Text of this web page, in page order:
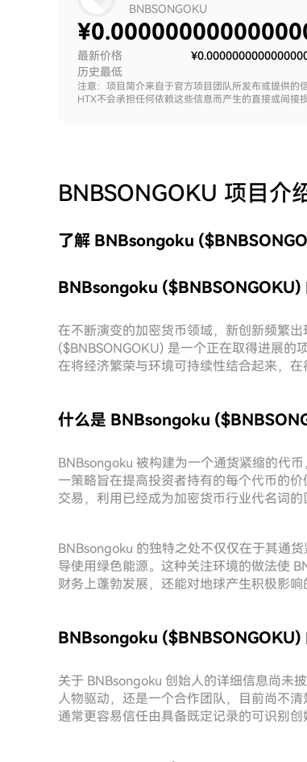
BNBSONGOKU
¥
最新价格
历史最低
注意：项目简介来自于官方项目团队所发布或提供的
HTX不会承担任何依赖这些信息而产生的直接或间接损
BNBSONGOKU 项目介
了解 BNBsongoku
BNBsongoku ($BNBSONGOKU)
在不断演变的加密货币领域，新创新频繁
($BNBSONGOKU) 是一个正在取得进展的
在将经济繁荣与环境可持续性结合起来，
什么是 BNBsongoku
BNBsongoku 被构建为一个通货紧缩的代
一策略旨在提高投资者持有的每个代币的
交易，利用已经成为加密货币行业代名词的
BNBsongoku 的独特之处不仅仅在于其通
导使用绿色能源。这种关注环境的做法使
财务上蓬勃发展，还能对地球产生积极影响
BNBsongoku ($BNBSONGOKU)
关于 BNBsongoku 创始人的详细信息尚未
人物驱动，还是一个合作团队，目前尚不
通常更容易信任由具备既定记录的可识别创